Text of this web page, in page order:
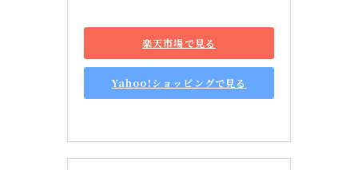
楽天市場で見る
Yahoo!ショッピングで見る